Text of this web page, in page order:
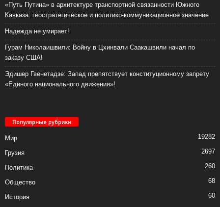
«Путь Путина» в архитектуре транспортной связанности Южного
Кавказа: геостратегическое и политико-коммуникационное значение
Надежда не умирает!
Гурам Николаишвили: Войну в Цхинвали Саакашвили начал по
заказу США!
Эдишер Гвенетадзе: Запад препятствует конституционному запрету
«Единого национального движения»!
Популярные рубрики
Мир 19282
Грузия 2697
Политика 260
Общество 68
История
60